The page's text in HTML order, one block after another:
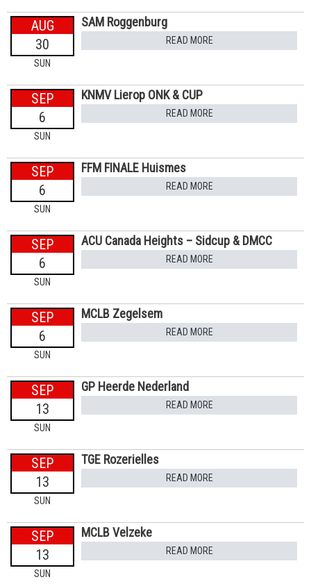
AUG
30
SUN
SAM Roggenburg
READ MORE
SEP
6
SUN
KNMV Lierop ONK & CUP
READ MORE
SEP
6
SUN
FFM FINALE Huismes
READ MORE
SEP
6
SUN
ACU Canada Heights – Sidcup & DMCC
READ MORE
SEP
6
SUN
MCLB Zegelsem
READ MORE
SEP
13
SUN
GP Heerde Nederland
READ MORE
SEP
13
SUN
TGE Rozerielles
READ MORE
SEP
13
SUN
MCLB Velzeke
READ MORE